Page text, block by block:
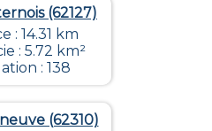
(62127)
: 14.31 km
: 5.72 km²
: 138
(62310)